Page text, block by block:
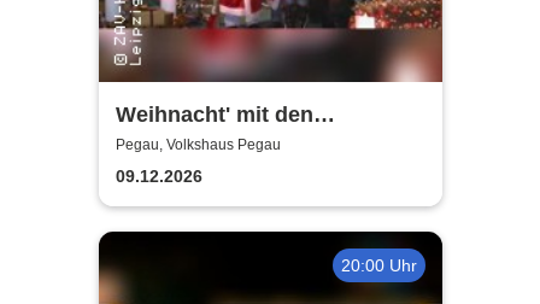
Weihnacht' mit den
Holzhäuser Spatzen - Mit
Sack und Rute
Pegau, Volkshaus Pegau
09.12.2026
20:00 Uhr